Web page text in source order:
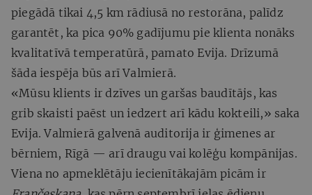
piegādā tikai 4,5 km rādiusā no restorāna, palīdz
garantēt, ka pica 90% gadījumu pie klienta nonāks
kvalitatīvā temperatūrā, pamato Evija. Drīzumā
šāda iespēja būs arī Valmierā.
«Mūsu klients ir dzīves un garšas baudītājs, kas
grib skaisti paēst un iedzert arī kādu kokteili,» saka
Evija. Valmierā galvenā auditorija ir ģimenes ar
bērniem, Rīgā — arī draugu vai kolēģu kompānijas.
Viena no apmeklētāju iecienītākajām picām ir